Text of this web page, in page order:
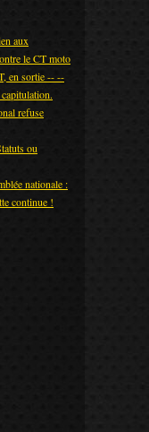
aux
le CT moto
en sortie -- --
refuse
ou
nationale :
continue !